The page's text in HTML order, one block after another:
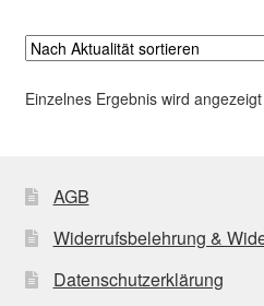
Einzelnes Ergebnis wird angezeigt
AGB
Widerrufsbelehrung &
Datenschutzerklärung